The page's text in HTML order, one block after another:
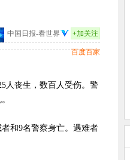
中国日报-看世界
+加关注
百度百家
人丧生，数百人受伤。警
和9名警察身亡。遇难者